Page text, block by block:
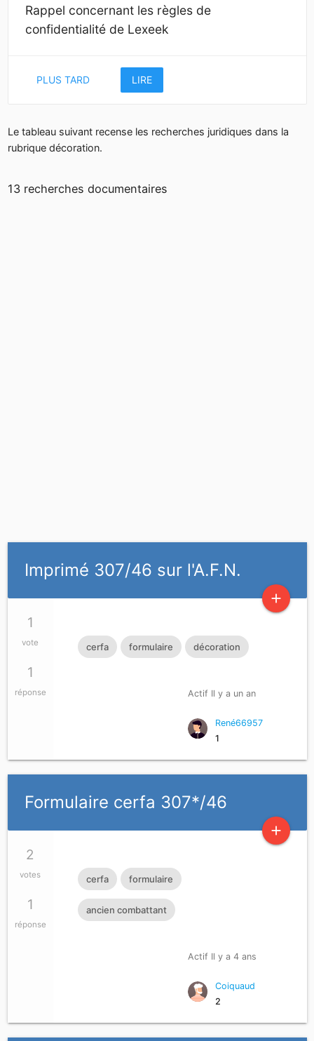
Rappel concernant les règles de
confidentialité de Lexeek
PLUS TARD LIRE
Le tableau suivant recense les recherches juridiques dans la
rubrique décoration.
13 recherches documentaires
Imprimé 307/46 sur l'A.F.N.
add
1
vote
1
réponse
cerfa formulaire décoration
Actif Il y a un an
René66957
1
Formulaire cerfa 307*/46
add
2
votes
1
réponse
cerfa formulaire
ancien combattant
Actif Il y a 4 ans
Coiquaud
2